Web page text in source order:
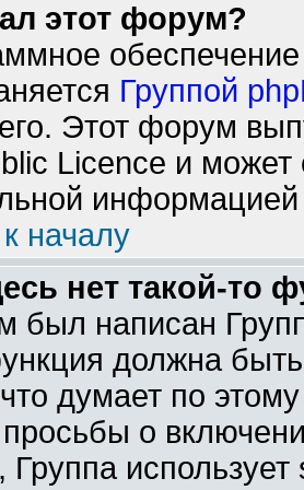
этот форум?
Группой
Этот форум
Licence и может
началу
нет такой-то
был написан
должна
думает по
о
Группа